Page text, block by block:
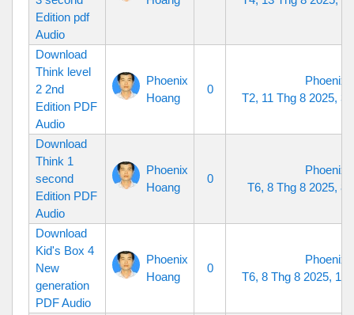
Edition pdf
Audio
Download
Think level
2 2nd
Edition PDF
Audio
Phoenix
Hoang
0
Phoenix
T2, 11 Thg 8 2025,
Download
Think 1
second
Edition PDF
Audio
Phoenix
Hoang
0
Phoenix
T6, 8 Thg 8 2025,
Download
Kid's Box 4
New
generation
PDF Audio
Phoenix
Hoang
0
Phoenix
T6, 8 Thg 8 2025,